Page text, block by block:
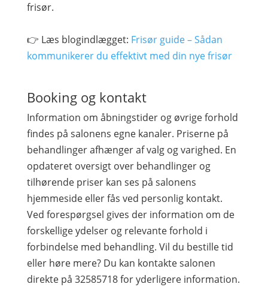
frisør.
👉 Læs blogindlægget: Frisør guide – Sådan
kommunikerer du effektivt med din nye frisør
Booking og kontakt
Information om åbningstider og øvrige forhold
findes på salonens egne kanaler. Priserne på
behandlinger afhænger af valg og varighed. En
opdateret oversigt over behandlinger og
tilhørende priser kan ses på salonens
hjemmeside eller fås ved personlig kontakt.
Ved forespørgsel gives der information om de
forskellige ydelser og relevante forhold i
forbindelse med behandling. Vil du bestille tid
eller høre mere? Du kan kontakte salonen
direkte på 32585718 for yderligere information.